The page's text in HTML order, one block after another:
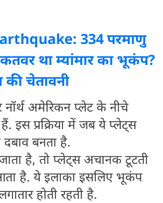
334 परमाणु
था म्यांमार का भूकंप?
चेतावनी
अमेरिकन प्लेट के नीचे
प्रक्रिया में जब ये प्लेट्स
बनता है.
है, तो प्लेट्स अचानक टूटती
है. ये इलाका इसलिए भूकंप
होती रहती है.